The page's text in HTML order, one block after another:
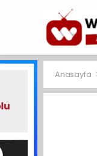
Anasayfa